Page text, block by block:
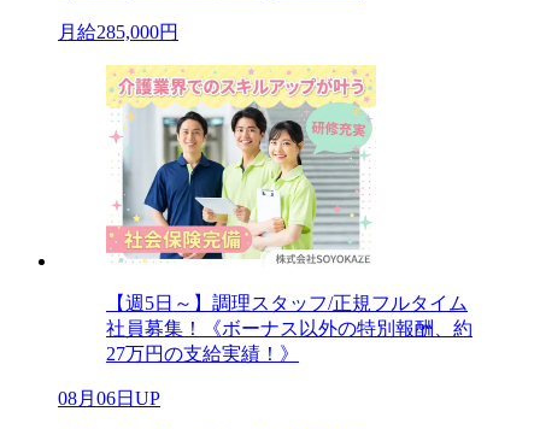
月給285,000円
【週5日～】調理スタッフ/正規フルタイム
社員募集！《ボーナス以外の特別報酬、約
27万円の支給実績！》
08月06日UP